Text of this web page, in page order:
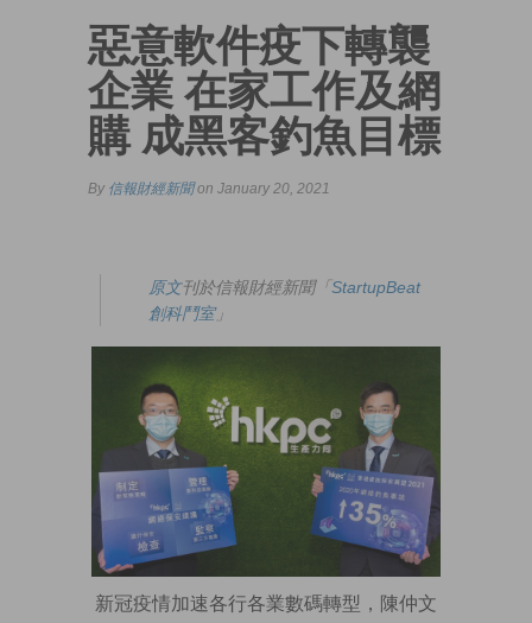
惡意軟件疫下轉襲
企業 在家工作及網
購 成黑客釣魚目標
By 信報財經新聞on January 20, 2021
原文刊於信報財經新聞「StartupBeat
創科鬥室」
新冠疫情加速各行各業數碼轉型，陳仲文